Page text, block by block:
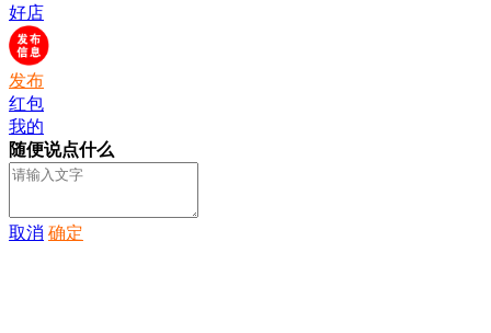
好店
发布
红包
我的
随便说点什么
取消 确定